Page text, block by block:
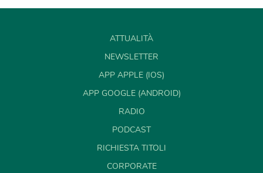
ATTUALITÀ
NEWSLETTER
APP APPLE (IOS)
APP GOOGLE (ANDROID)
RADIO
PODCAST
RICHIESTA TITOLI
CORPORATE